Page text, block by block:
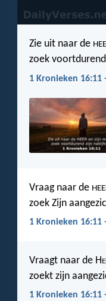
Zie uit naar de
zoek
1 Kronieken 16:11
Vraag naar de
zoek Zijn
1 Kronieken 16:11
Vraagt naar de H
zoekt zijn
1 Kronieken 16:11